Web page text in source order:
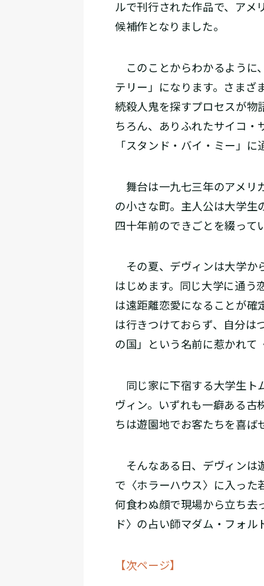
ルで刊行された作品で、アメ
候補作となりました。
このことからわかるように
テリー」になります。さまざ
続殺人鬼を探すプロセスが物
ちろん、ありふれたサイコ・
「スタンド・バイ・ミー」
舞台は一九七三年のアメリ
の小さな町。主人公は大学生
四十年前のできごとを綴って
その夏、デヴィンは大学か
はじめます。同じ大学に通う
は遠距離恋愛になることが確
は行きつけておらず、自分は
の国」という名前に惹かれて
同じ家に下宿する大学生ト
ヴィン。いずれも一癖ある古
ちは遊園地でお客たちを喜ば
そんなある日、デヴィンは
で〈ホラーハウス〉に入った
何食わぬ顔で現場から立ち去
ド〉の占い師マダム・フォ
【次ページ】